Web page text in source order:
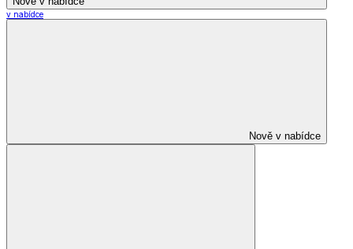
v nabídce
Nově v nabídce